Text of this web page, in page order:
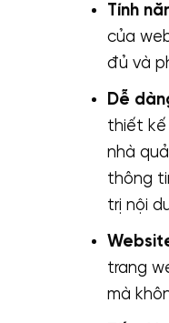
Tính
của
đủ và
Dễ
thiết
nhà
thông
trị nội
trang
mà